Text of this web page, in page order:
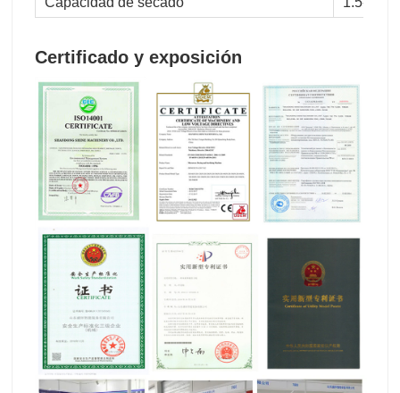
Certificado y exposición